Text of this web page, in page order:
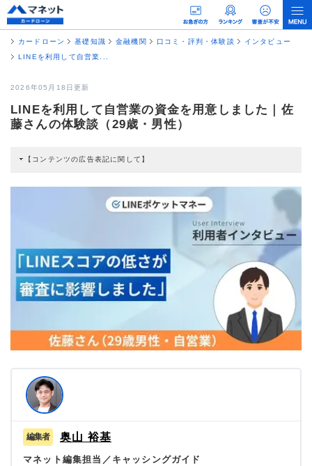
カードローン 基礎知識 金融機関 口コミ・評判・体験談
インタビュー
LINEを利用して自営業...
2026年05月18日更新
LINEを利用して自営業の資金を用意しました｜佐
藤さんの体験談（29歳・男性）
【コンテンツの広告表記に関して】
すると弊社に対して企業から紹介報酬が支払われるという収益モデルです。 た
だし、特定の商品を根拠なくPRするものではなく、当編集部の調査／ユーザー
への口コミ収集などに基づき、公平性を担保した情報提供を行っています。
奥山 裕基
マネット編集担当／キャッシングガイド